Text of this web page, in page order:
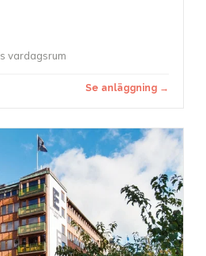
vardagsrum
Se anläggning →